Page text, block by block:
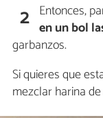
2 Entonces,
en un bol
garbanzos.
Si quieres que
mezclar harina